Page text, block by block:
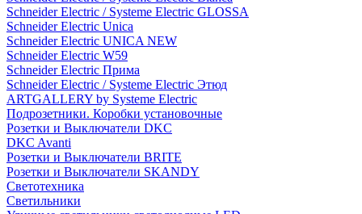
Schneider Electric / Systeme Electric GLOSSA
Schneider Electric Unica
Schneider Electric UNICA NEW
Schneider Electric W59
Schneider Electric Прима
Schneider Electric / Systeme Electric Этюд
ARTGALLERY by Systeme Electric
Подрозетники. Коробки установочные
Розетки и Выключатели DKC
DKC Avanti
Розетки и Выключатели BRITE
Розетки и Выключатели SKANDY
Светотехника
Светильники